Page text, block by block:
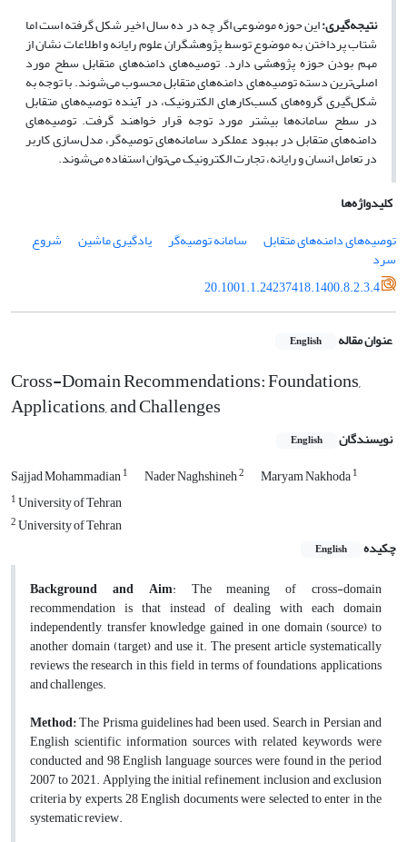
نتیجه‌گیری:این حوزه موضوعی اگر چه در ده سال اخیر شکل گرفته است اما
شتاب پرداختن به موضوع توسط پژوهشگران علوم رایانه و اطلاعات نشان از
مهم بودن حوزه پژوهشی دارد. توصیه‌های دامنه‌های متقابل سطح مورد
اصلی‌ترین دسته توصیه‌­های دامنه­‌های متقابل محسوب می‌شوند. با توجه به
شکل‌گیری گروه‌های کسب‌کارهای الکترونیک، در آینده توصیه‌های متقابل
در سطح سامانه‌ها بیشتر مورد توجه قرار خواهند گرفت. توصیه‌های
دامنه‌های متقابل در بهبود عملکرد سامانه‌های توصیه‌گر، مدل‌سازی کاربر
در تعامل انسان و رایانه، تجارت الکترونیک می‌توان استفاده می‌شوند.
کلیدواژه‌ها
توصیه‌های دامنه‌های متقابل
سامانه توصیه‌گر یادگیری ماشین شروع
سرد
20.1001.1.24237418.1400.8.2.3.4
عنوان مقاله English
Cross-Domain Recommendations: Foundations,
Applications, and Challenges
نویسندگان English
Sajjad Mohammadian1 Nader Naghshineh2 Maryam Nakhoda1
1University of Tehran
2University of Tehran
چکیده
English
Background and Aim: The meaning of cross-domain
recommendation is that instead of dealing with each domain
independently, transfer knowledge gained in one domain (source) to
another domain (target) and use it. The present article systematically
reviews the research in this field in terms of foundations, applications
and challenges.
Method:The Prisma guidelines had been used. Search in Persian and
English scientific information sources with related keywords were
conducted and 98 English language sources were found in the period
2007 to 2021. Applying the initial refinement, inclusion and exclusion
criteria by experts, 28 English documents were selected to enter in the
systematic review.